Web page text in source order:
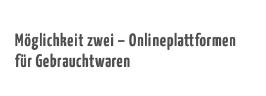
Möglichkeit zwei – Onlineplattformen
für Gebrauchtwaren